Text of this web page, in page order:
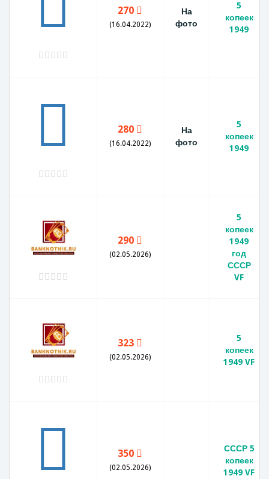
270
(16.04.2022)
На
фото
5
копеек
1949
280
(16.04.2022)
На
фото
5
копеек
1949
290
(02.05.2026)
5
копеек
1949
год
СССР
VF
323
(02.05.2026)
5
копеек
1949 VF
350
(02.05.2026)
СССР 5
копеек
1949 VF